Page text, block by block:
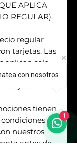
APLICA
REGULAR).
regular
tarjetas. Las
aplican solo
efectivo &
tarjeta.
tienen
nuestros
antes de
con nosotros
1